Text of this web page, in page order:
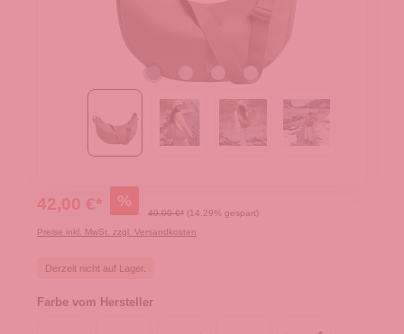
42,00 €* %
49,00 €* (14.29% gespart)
Preise inkl. MwSt. zzgl. Versandkosten
Derzeit nicht auf Lager.
Farbe vom Hersteller